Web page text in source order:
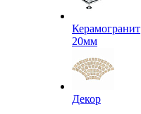
Керамогранит
20мм
Декор